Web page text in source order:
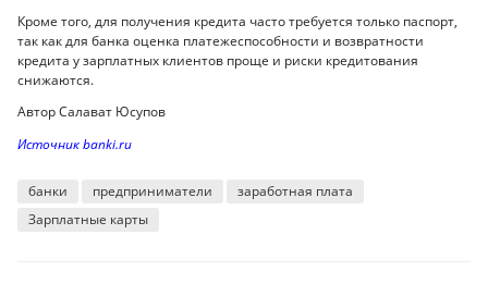
Кроме того, для получения кредита часто требуется только паспорт,
так как для банка оценка платежеспособности и возвратности
кредита у зарплатных клиентов проще и риски кредитования
снижаются.
Автор Салават Юсупов
Источник banki.ru
банки предприниматели
заработная плата
Зарплатные карты